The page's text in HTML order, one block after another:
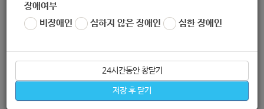
장애여부
비장애인
심하지 않은 장애인 심한 장애인
24시간동안 창닫기
저장 후 닫기
비상방역
사업
(행정 요
기타 코로나19 대
응 업무 보조
소 등
2. 응시 자격
○ 일반 자격 요건 (공통)